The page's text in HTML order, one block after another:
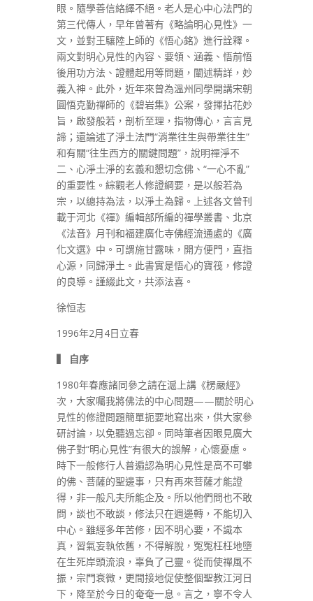
眼。隨學善信絡繹不絕。老人是心中心法門的
第三代傳人，早年曾著有《略論明心見性》一
文，並對王驤陸上師的《悟心銘》進行詮釋。
兩文對明心見性的內容、要領、涵義、悟前悟
後用功方法、證體起用等問題，闡述精詳，妙
義入神。此外，近年來曾為溫州同學開講宋朝
圓悟克勤禪師的《碧岩集》公案，發揮拈花妙
旨，啟發般若，剖析至理，指物傳心，言言見
諦；還論述了淨土法門“消業往生與帶業往生”
和有關“往生西方的關鍵問題”，說明禪淨不
二、心淨土淨的玄義和懇切念佛、“一心不亂”
的重要性。綜觀老人修證綱要，是以般若為
宗，以總持為法，以淨土為歸。上述各文曾刊
載于河北《禪》編輯部所編的禪學叢書、北京
《法音》月刊和福建廣化寺佛經流通處的《廣
化文選》中。可謂施甘露味，開方便門，直指
心源，同歸淨土。此書實是悟心的寶筏，修證
的良導。謹綴此文，共添法喜。
徐恒志
1996年2月4日立春
▍
自序
1980年春應諸同參之請在滬上講《楞嚴經》
次，大家囑我將佛法的中心問題——關於明心
見性的修證問題簡單扼要地寫出來，供大家參
研討論，以免聽過忘卻。同時筆者因眼見廣大
佛子對“明心見性”有很大的誤解，心懷憂慮。
時下一般修行人普遍認為明心見性是高不可攀
的佛、菩薩的聖邊事，只有再來菩薩才能證
得，非一般凡夫所能企及。所以他們問也不敢
問，談也不敢談，修法只在週邊轉，不能切入
中心。雖經多年苦修，因不明心要，不識本
真，習氣妄執依舊，不得解脫，冤冤枉枉地墮
在生死岸頭流浪，辜負了己靈。從而使禪風不
振，宗門衰微，更間接地促使整個聖教江河日
下，降至於今日的奄奄一息。言之，寧不令人